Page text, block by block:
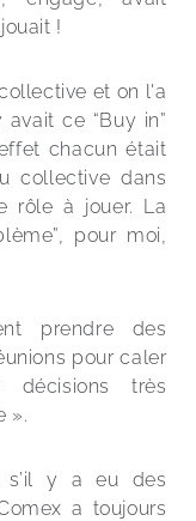
!
et on l'a
ce “Buy in”
chacun était
collective dans
rôle à jouer. La
pour moi,
prendre des
pour caler
très
».
s’il y a eu des
a toujours